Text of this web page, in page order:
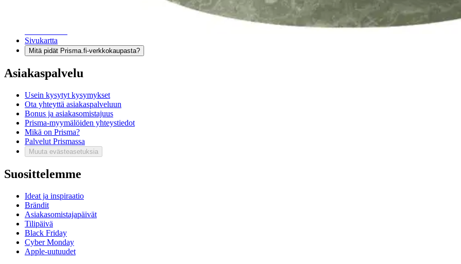
Sivukartta
Mitä pidät Prisma.fi-verkkokaupasta?
Asiakaspalvelu
Usein kysytyt kysymykset
Ota yhteyttä asiakaspalveluun
Bonus ja asiakasomistajuus
Prisma-myymälöiden yhteystiedot
Mikä on Prisma?
Palvelut Prismassa
Muuta evästeasetuksia
Suosittelemme
Ideat ja inspiraatio
Brändit
Asiakasomistajapäivät
Tilipäivä
Black Friday
Cyber Monday
Apple-uutuudet